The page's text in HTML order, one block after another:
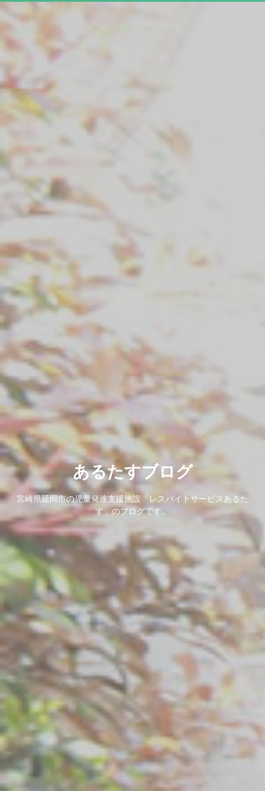
あるたすブログ
宮崎県延岡市の児童発達支援施設「レスパイトサービスあるた
す」のブログです。